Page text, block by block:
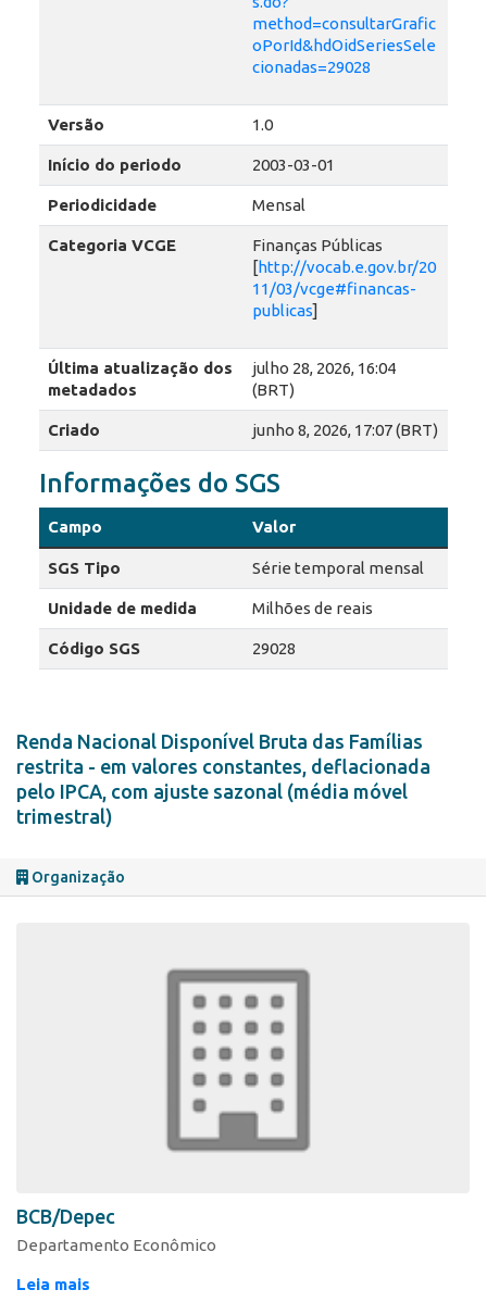
Renda Nacional Disponível Bruta das Famílias
restrita - em valores constantes, deflacionada
pelo IPCA, com ajuste sazonal (média móvel
trimestral)
Organização
BCB/Depec
Departamento Econômico
Leia mais
method=consultarGrafic
oPorId&hdOidSeriesSele
cionadas=29028
Versão 1.0
Início do periodo 2003-03-01
Periodicidade Mensal
Categoria VCGE
Finanças Públicas
[http://vocab.e.gov.br/20
11/03/vcge#financas-
publicas]
Última atualização dos
metadados
julho 28, 2026, 16:04
(BRT)
Criado junho 8, 2026, 17:07 (BRT)
Informações do SGS
Campo Valor
SGS Tipo Série temporal mensal
Unidade de medida Milhões de reais
Código SGS 29028